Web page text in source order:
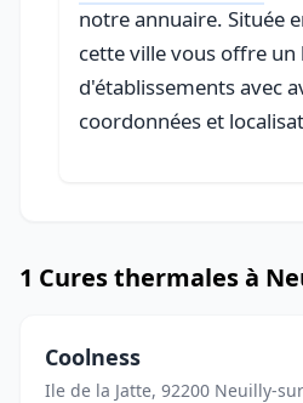
notre annuaire. Située
cette ville vous offre un
d'établissements avec
coordonnées et
1 Cures thermales à
Coolness
Ile de la Jatte, 92200 Neuilly-